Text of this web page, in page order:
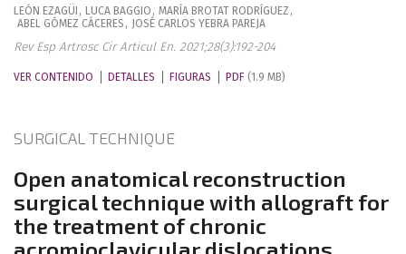
LEÓN EZAGÜI , LUCA BAGGIO , MARÍA BROTAT RODRÍGUEZ ,
ABEL GÓMEZ CÁCERES , JOSÉ CARLOS YEBRA PAREJA
Rev Esp Artrosc Cir Articul En. 2021;28(3):192-204
VER CONTENIDO DETALLES FIGURAS PDF (1.9 MB)
SURGICAL TECHNIQUE
Open anatomical reconstruction
surgical technique with allograft for
the treatment of chronic